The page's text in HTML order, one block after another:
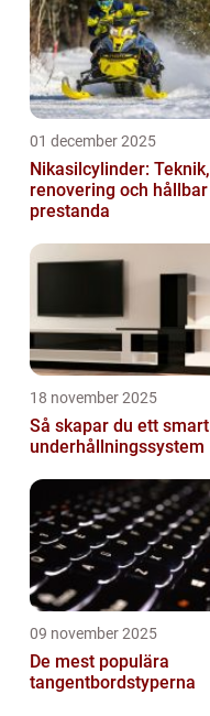
01 december 2025
Nikasilcylinder: Teknik,
renovering och hållbar
prestanda
18 november 2025
Så skapar du ett smart
underhållningssystem
09 november 2025
De mest populära
tangentbordstyperna